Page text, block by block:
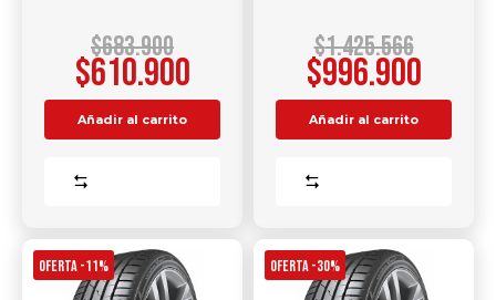
$683.900
$610.900
Añadir al carrito
$1.425.566
$996.900
Añadir al carrito
OFERTA -11% OFERTA -30%